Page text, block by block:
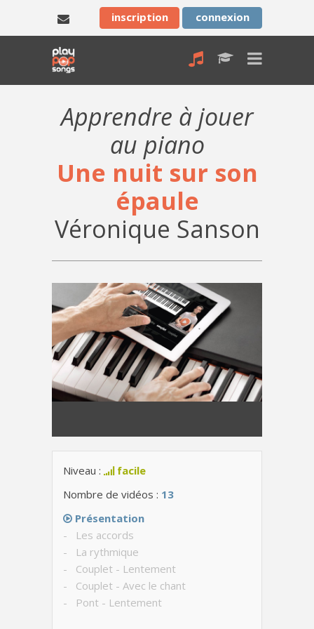
inscription connexion
Apprendre à jouer
au piano
Une nuit sur son
épaule
Véronique Sanson
Niveau :
facile
Nombre de vidéos : 13
Présentation
- Les accords
- La rythmique
- Couplet - Lentement
- Couplet - Avec le chant
- Pont - Lentement